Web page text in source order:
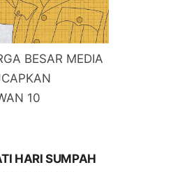
BESAR MEDIA
10
HARI SUMPAH